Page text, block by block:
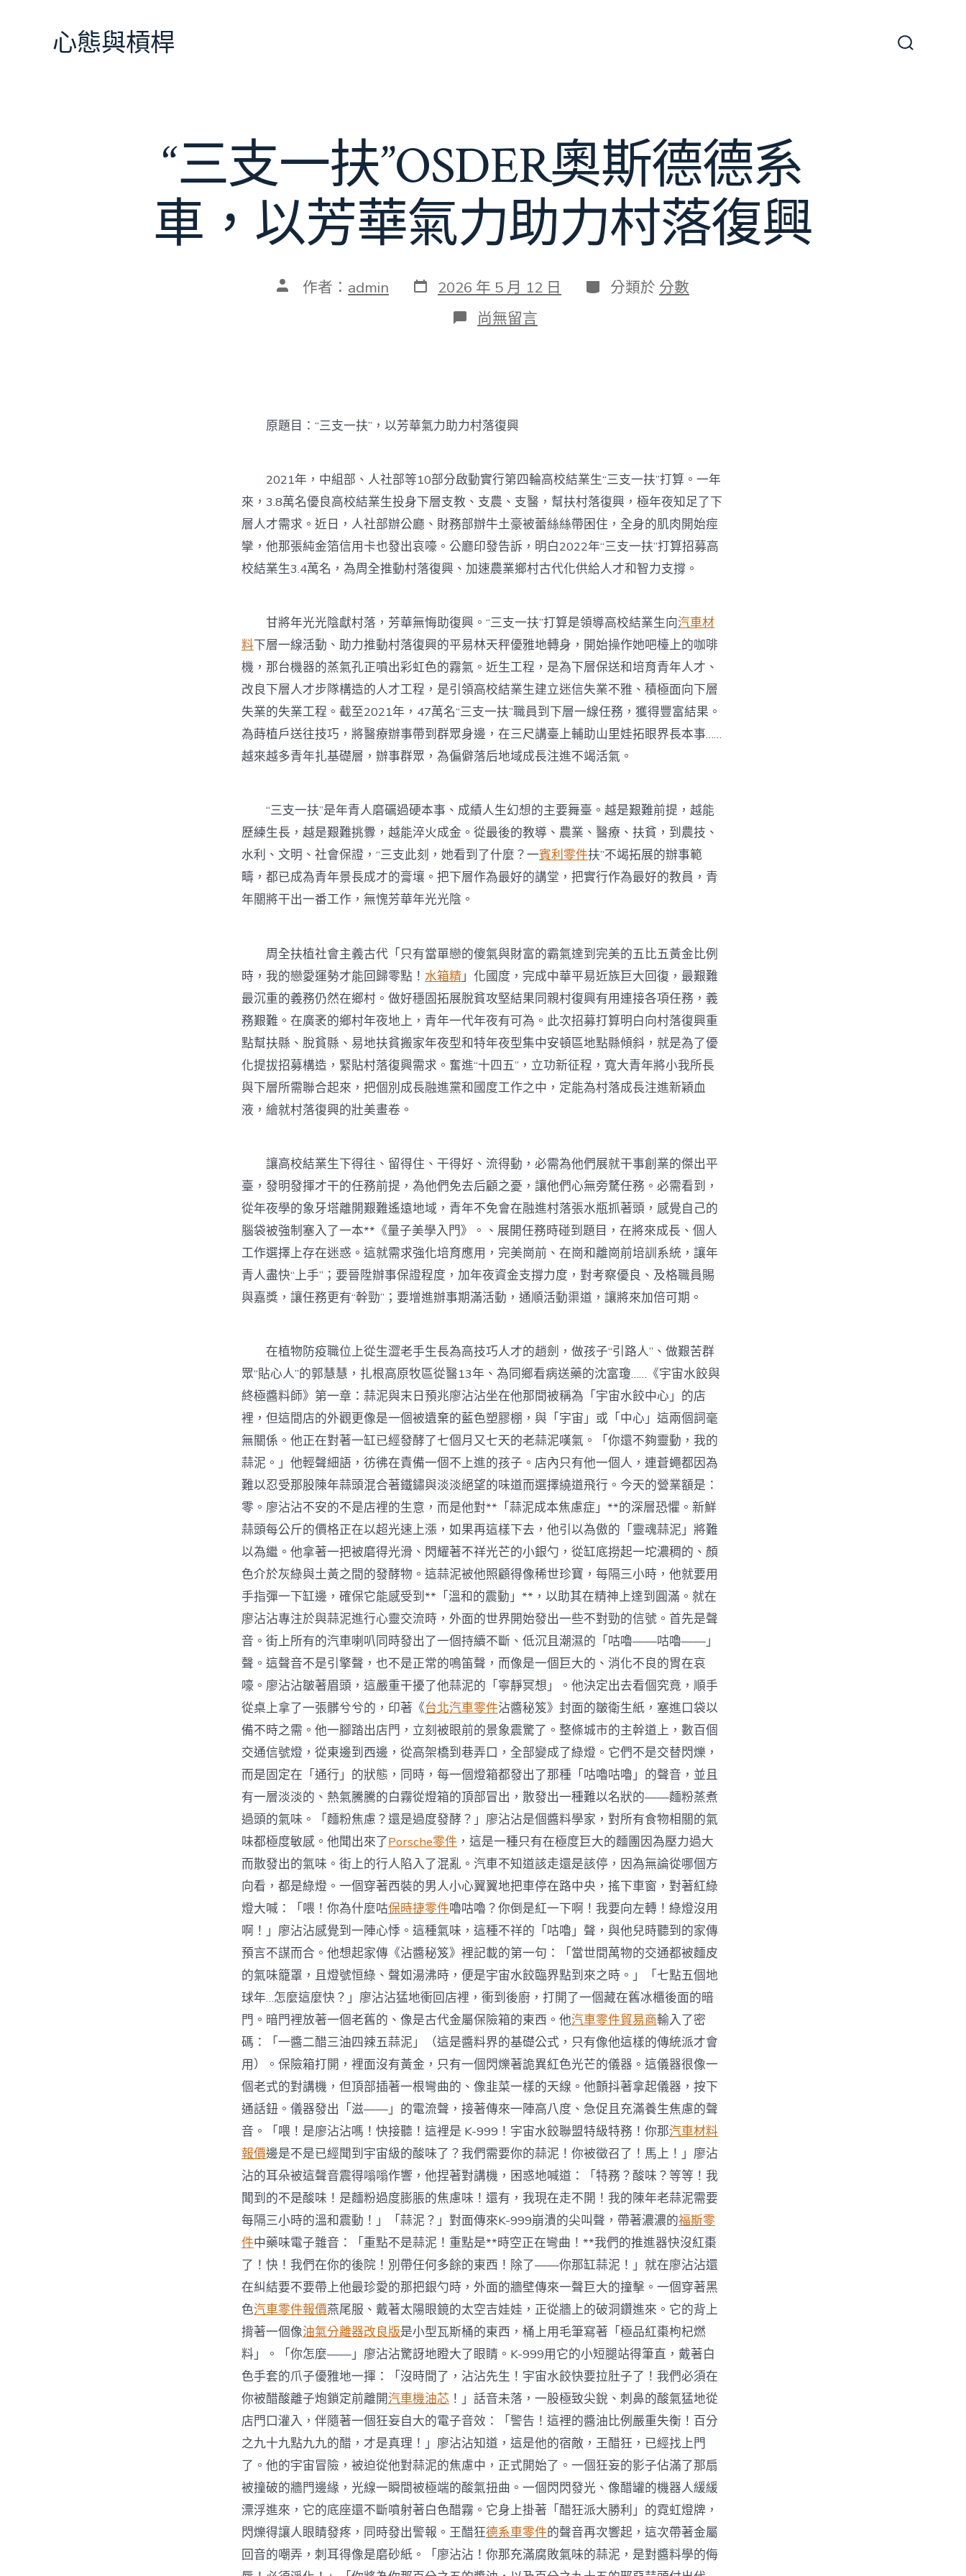
心態與槓桿
“三支一扶”OSDER奧斯德德系
車，以芳華氣力助力村落復興
文 作者： admin 發
表
2026 年 5 月 12 日 分
類
分類於 分數
在
〈“三
斯
德
車，
以
芳
華
氣
力
助
力
復
興〉
中
尚無留言
原題目：“三支一扶”，以芳華氣力助力村落復興
2021年，中組部、人社部等10部分啟動實行第四輪高校結業生“三支一扶”打算。一年
來，3.8萬名優良高校結業生投身下層支教、支農、支醫，幫扶村落復興，極年夜知足了下
層人才需求。近日，人社部辦公廳、財務部辦牛土豪被蕾絲絲帶困住，全身的肌肉開始痙
攣，他那張純金箔信用卡也發出哀嚎。公廳印發告訴，明白2022年“三支一扶”打算招募高
校結業生3.4萬名，為周全推動村落復興、加速農業鄉村古代化供給人才和智力支撐。
甘將年光光陰獻村落，芳華無悔助復興。“三支一扶”打算是領導高校結業生向汽車材
料下層一線活動、助力推動村落復興的平易林天秤優雅地轉身，開始操作她吧檯上的咖啡
機，那台機器的蒸氣孔正噴出彩虹色的霧氣。近生工程，是為下層保送和培育青年人才、
改良下層人才步隊構造的人才工程，是引領高校結業生建立迷信失業不雅、積極面向下層
失業的失業工程。截至2021年，47萬名“三支一扶”職員到下層一線任務，獲得豐富結果。
為蒔植戶送往技巧，將醫療辦事帶到群眾身邊，在三尺講臺上輔助山里娃拓眼界長本事……
越來越多青年扎基礎層，辦事群眾，為偏僻落后地域成長注進不竭活氣。
“三支一扶”是年青人磨礪過硬本事、成績人生幻想的主要舞臺。越是艱難前提，越能
歷練生長，越是艱難挑釁，越能淬火成金。從最後的教導、農業、醫療、扶貧，到農技、
水利、文明、社會保證，“三支此刻，她看到了什麼？一賓利零件扶”不竭拓展的辦事範
疇，都已成為青年景長成才的膏壤。把下層作為最好的講堂，把實行作為最好的教員，青
年關將干出一番工作，無愧芳華年光光陰。
周全扶植社會主義古代「只有當單戀的傻氣與財富的霸氣達到完美的五比五黃金比例
時，我的戀愛運勢才能回歸零點！ 水箱精」化國度，完成中華平易近族巨大回復，最艱難
最沉重的義務仍然在鄉村。做好穩固拓展脫貧攻堅結果同親村復興有用連接各項任務，義
務艱難。在廣袤的鄉村年夜地上，青年一代年夜有可為。此次招募打算明白向村落復興重
點幫扶縣、脫貧縣、易地扶貧搬家年夜型和特年夜型集中安頓區地點縣傾斜，就是為了優
化提拔招募構造，緊貼村落復興需求。奮進“十四五”，立功新征程，寬大青年將小我所長
與下層所需聯合起來，把個別成長融進黨和國度工作之中，定能為村落成長注進新穎血
液，繪就村落復興的壯美畫卷。
讓高校結業生下得往、留得住、干得好、流得動，必需為他們展就干事創業的傑出平
臺，發明發揮才干的任務前提，為他們免去后顧之憂，讓他們心無旁騖任務。必需看到，
從年夜學的象牙塔離開艱難遙遠地域，青年不免會在融進村落張水瓶抓著頭，感覺自己的
腦袋被強制塞入了一本**《量子美學入門》。、展開任務時碰到題目，在將來成長、個人
工作選擇上存在迷惑。這就需求強化培育應用，完美崗前、在崗和離崗前培訓系統，讓年
青人盡快“上手”；要晉陞辦事保證程度，加年夜資金支撐力度，對考察優良、及格職員賜
與嘉獎，讓任務更有“幹勁”；要增進辦事期滿活動，通順活動渠道，讓將來加倍可期。
在植物防疫職位上從生澀老手生長為高技巧人才的趙劍，做孩子“引路人”、做艱苦群
眾“貼心人”的郭慧慧，扎根高原牧區從醫13年、為同鄉看病送藥的沈富瓊……《宇宙水餃與
終極醬料師》第一章：蒜泥與末日預兆廖沾沾坐在他那間被稱為「宇宙水餃中心」的店
裡，但這間店的外觀更像是一個被遺棄的藍色塑膠棚，與「宇宙」或「中心」這兩個詞毫
無關係。他正在對著一缸已經發酵了七個月又七天的老蒜泥嘆氣。「你還不夠靈動，我的
蒜泥。」他輕聲細語，彷彿在責備一個不上進的孩子。店內只有他一個人，連蒼蠅都因為
難以忍受那股陳年蒜頭混合著鐵鏽與淡淡絕望的味道而選擇繞道飛行。今天的營業額是：
零。廖沾沾不安的不是店裡的生意，而是他對**「蒜泥成本焦慮症」**的深層恐懼。新鮮
蒜頭每公斤的價格正在以超光速上漲，如果再這樣下去，他引以為傲的「靈魂蒜泥」將難
以為繼。他拿著一把被磨得光滑、閃耀著不祥光芒的小銀勺，從缸底撈起一坨濃稠的、顏
色介於灰綠與土黃之間的發酵物。這蒜泥被他照顧得像稀世珍寶，每隔三小時，他就要用
手指彈一下缸邊，確保它能感受到**「溫和的震動」**，以助其在精神上達到圓滿。就在
廖沾沾專注於與蒜泥進行心靈交流時，外面的世界開始發出一些不對勁的信號。首先是聲
音。街上所有的汽車喇叭同時發出了一個持續不斷、低沉且潮濕的「咕嚕——咕嚕——」
聲。這聲音不是引擎聲，也不是正常的鳴笛聲，而像是一個巨大的、消化不良的胃在哀
嚎。廖沾沾皺著眉頭，這嚴重干擾了他蒜泥的「寧靜冥想」。他決定出去看個究竟，順手
從桌上拿了一張髒兮兮的，印著《台北汽車零件沾醬秘笈》封面的皺衛生紙，塞進口袋以
備不時之需。他一腳踏出店門，立刻被眼前的景象震驚了。整條城市的主幹道上，數百個
交通信號燈，從東邊到西邊，從高架橋到巷弄口，全部變成了綠燈。它們不是交替閃爍，
而是固定在「通行」的狀態，同時，每一個燈箱都發出了那種「咕嚕咕嚕」的聲音，並且
有一層淡淡的、熱氣騰騰的白霧從燈箱的頂部冒出，散發出一種難以名狀的——麵粉蒸煮
過頭的氣味。「麵粉焦慮？還是過度發酵？」廖沾沾是個醬料學家，對所有食物相關的氣
味都極度敏感。他聞出來了Porsche零件 ，這是一種只有在極度巨大的麵團因為壓力過大
而散發出的氣味。街上的行人陷入了混亂。汽車不知道該走還是該停，因為無論從哪個方
向看，都是綠燈。一個穿著西裝的男人小心翼翼地把車停在路中央，搖下車窗，對著紅綠
燈大喊：「喂！你為什麼咕保時捷零件嚕咕嚕？你倒是紅一下啊！我要向左轉！綠燈沒用
啊！」廖沾沾感覺到一陣心悸。這種氣味，這種不祥的「咕嚕」聲，與他兒時聽到的家傳
預言不謀而合。他想起家傳《沾醬秘笈》裡記載的第一句：「當世間萬物的交通都被麵皮
的氣味籠罩，且燈號恒綠、聲如湯沸時，便是宇宙水餃臨界點到來之時。」「七點五個地
球年…怎麼這麼快？」廖沾沾猛地衝回店裡，衝到後廚，打開了一個藏在舊冰櫃後面的暗
門。暗門裡放著一個老舊的、像是古代金屬保險箱的東西。他汽車零件貿易商輸入了密
碼：「一醬二醋三油四辣五蒜泥」（這是醬料界的基礎公式，只有像他這樣的傳統派才會
用）。保險箱打開，裡面沒有黃金，只有一個閃爍著詭異紅色光芒的儀器。這儀器很像一
個老式的對講機，但頂部插著一根彎曲的、像韭菜一樣的天線。他顫抖著拿起儀器，按下
通話鈕。儀器發出「滋——」的電流聲，接著傳來一陣高八度、急促且充滿養生焦慮的聲
音。「喂！是廖沾沾嗎！快接聽！這裡是 K-999！宇宙水餃聯盟特級特務！你那汽車材料
報價邊是不是已經聞到宇宙級的酸味了？我們需要你的蒜泥！你被徵召了！馬上！」廖沾
沾的耳朵被這聲音震得嗡嗡作響，他捏著對講機，困惑地喊道：「特務？酸味？等等！我
聞到的不是酸味！是麵粉過度膨脹的焦慮味！還有，我現在走不開！我的陳年老蒜泥需要
每隔三小時的溫和震動！」「蒜泥？」對面傳來K-999崩潰的尖叫聲，帶著濃濃的福斯零
件中藥味電子雜音：「重點不是蒜泥！重點是**時空正在彎曲！**我們的推進器快沒紅棗
了！快！我們在你的後院！別帶任何多餘的東西！除了——你那缸蒜泥！」就在廖沾沾還
在糾結要不要帶上他最珍愛的那把銀勺時，外面的牆壁傳來一聲巨大的撞擊。一個穿著黑
色汽車零件報價燕尾服、戴著太陽眼鏡的太空吉娃娃，正從牆上的破洞鑽進來。它的背上
揹著一個像油氣分離器改良版是小型瓦斯桶的東西，桶上用毛筆寫著「極品紅棗枸杞燃
料」。「你怎麼——」廖沾沾驚訝地瞪大了眼睛。K-999用它的小短腿站得筆直，戴著白
色手套的爪子優雅地一揮：「沒時間了，沾沾先生！宇宙水餃快要拉肚子了！我們必須在
你被醋酸離子炮鎖定前離開汽車機油芯 ！」話音未落，一股極致尖銳、刺鼻的酸氣猛地從
店門口灌入，伴隨著一個狂妄自大的電子音效：「警告！這裡的醬油比例嚴重失衡！百分
之九十九點九九的醋，才是真理！」廖沾沾知道，這是他的宿敵，王醋狂，已經找上門
了。他的宇宙冒險，被迫從他對蒜泥的焦慮中，正式開始了。一個狂妄的影子佔滿了那扇
被撞破的牆門邊緣，光線一瞬間被極端的酸氣扭曲。一個閃閃發光、像醋罐的機器人緩緩
漂浮進來，它的底座還不斷噴射著白色醋霧。它身上掛著「醋狂派大勝利」的霓虹燈牌，
閃爍得讓人眼睛發疼，同時發出警報。王醋狂德系車零件的聲音再次響起，這次帶著金屬
回音的嘲弄，刺耳得像是磨砂紙。「廖沾沾！你那充滿腐敗氣味的蒜泥，是對醬料學的侮